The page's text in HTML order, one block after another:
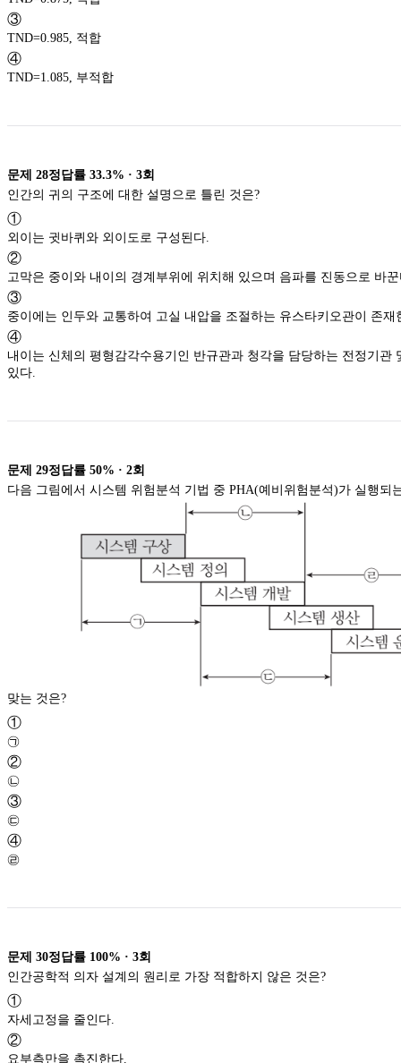
③
TND=0.985, 적합
④
TND=1.085, 부적합
문제 28정답률 33.3% · 3회
인간의 귀의 구조에 대한 설명으로 틀린 것은?
①
외이는 귓바퀴와 외이도로 구성된다.
②
고막은 중이와 내이의 경계부위에 위치해 있으며 음파를 진동으로 바
③
중이에는 인두와 교통하여 고실 내압을 조절하는 유스타키오관이 존재
④
내이는 신체의 평형감각수용기인 반규관과 청각을 담당하는 전정기관
있다.
문제 29정답률 50% · 2회
다음 그림에서 시스템 위험분석 기법 중 PHA(예비위험분석)가 실행되
맞는 것은?
①
㉠
②
㉡
③
㉢
④
㉣
문제 30정답률 100% · 3회
인간공학적 의자 설계의 원리로 가장 적합하지 않은 것은?
①
자세고정을 줄인다.
②
요부측만을 촉진한다.